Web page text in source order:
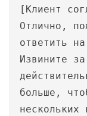
[Клиент
Отлично,
ответить
Извините
больше,
нескольких